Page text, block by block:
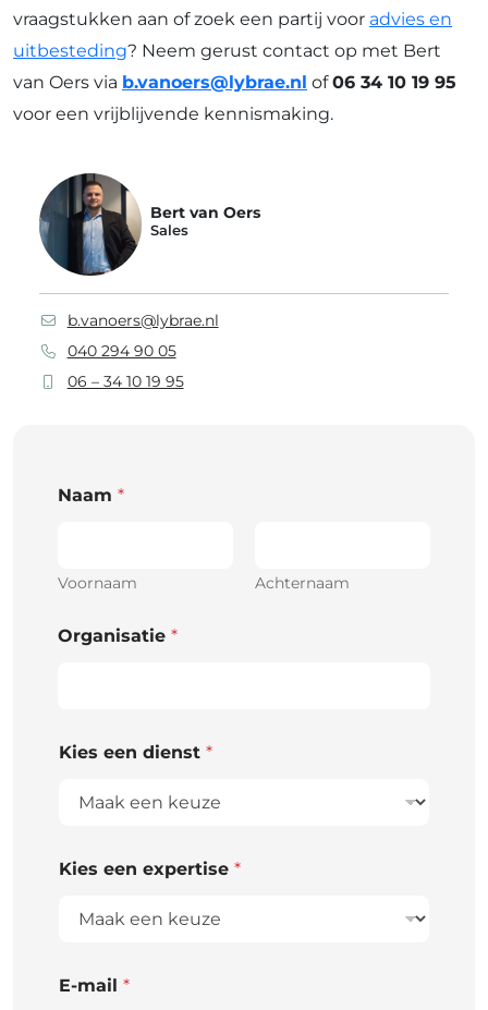
vraagstukken aan of zoek een partij voor advies en
uitbesteding? Neem gerust contact op met Bert
van Oers via b.vanoers@lybrae.nl of06 34 10 19 95
voor een vrijblijvende kennismaking.
Bert van Oers
Sales
b.vanoers@lybrae.nl
040 294 90 05
06 – 34 10 19 95
Naam *
Voornaam Achternaam
Organisatie *
Kies een dienst *
Kies een expertise *
E-mail *